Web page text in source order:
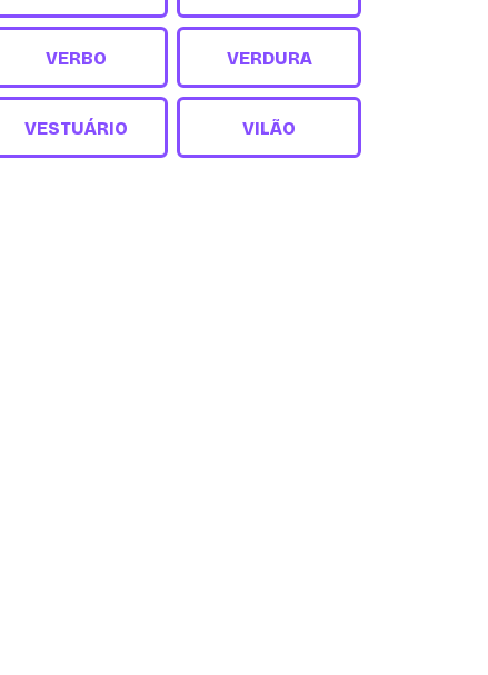
VERBO VERDURA
VESTUÁRIO VILÃO